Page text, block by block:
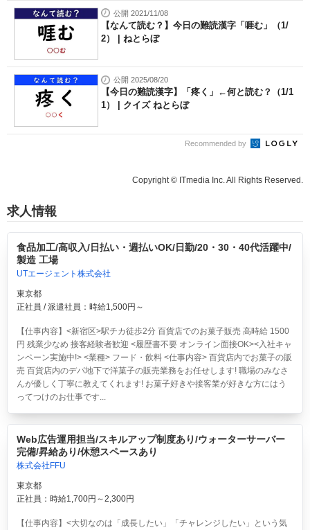
公開 2021/11/08
【なんて読む？】今日の難読漢字「啀む」（1/
2） | ねとらぼ
公開 2025/08/20
【今日の難読漢字】「疼く」←何と読む？（1/1
1） | クイズ ねとらぼ
Recommended by
Copyright © ITmedia Inc. All Rights Reserved.
求人情報
食品加工/高収入/日払い・週払いOK/日勤/20・30・40代活躍中/
製造 工場
UTエージェント株式会社
東京都
正社員 / 派遣社員：時給1,500円～
【仕事内容】<新宿区>駅チカ徒歩2分 百貨店でのお菓子販売 高時給 1500
円 残業少なめ 接客経験者歓迎 <履歴書不要 オンライン面接OK><入社キャ
ンペーン実施中!> <業種> フード・飲料 <仕事内容> 百貨店内でお菓子の販
売 百貨店内のデパ地下で洋菓子の販売業務をお任せします! 職場のみなさ
んが優しく丁寧に教えてくれます! お菓子好きや接客業が好きな方にはう
ってつけのお仕事です...
Web広告運用担当/スキルアップ制度あり/ウォーターサーバー
完備/昇給あり/休憩スペースあり
株式会社FFU
東京都
正社員：時給1,700円～2,300円
【仕事内容】<大切なのは「成長したい」「チャレンジしたい」という気